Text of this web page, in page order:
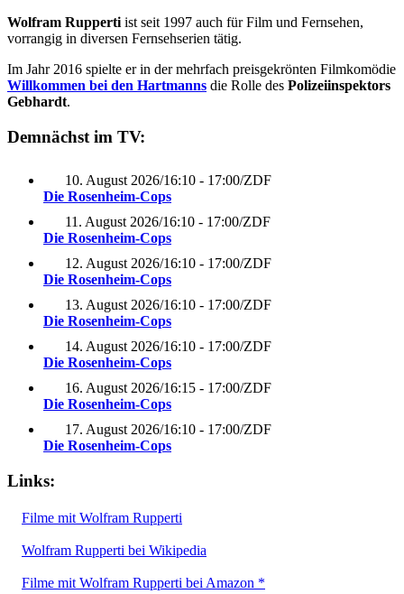
Wolfram Rupperti ist seit 1997 auch für Film und Fernsehen,
vorrangig in diversen Fernsehserien tätig.
Im Jahr 2016 spielte er in der mehrfach preisgekrönten Filmkomödie
Willkommen bei den Hartmanns die Rolle des Polizeiinspektors
Gebhardt.
Demnächst im TV:
10. August 2026/16:10 - 17:00/ZDF
Die Rosenheim-Cops
11. August 2026/16:10 - 17:00/ZDF
Die Rosenheim-Cops
12. August 2026/16:10 - 17:00/ZDF
Die Rosenheim-Cops
13. August 2026/16:10 - 17:00/ZDF
Die Rosenheim-Cops
14. August 2026/16:10 - 17:00/ZDF
Die Rosenheim-Cops
16. August 2026/16:15 - 17:00/ZDF
Die Rosenheim-Cops
17. August 2026/16:10 - 17:00/ZDF
Die Rosenheim-Cops
Links:
Filme mit Wolfram Rupperti
Wolfram Rupperti bei Wikipedia
Filme mit Wolfram Rupperti bei Amazon *